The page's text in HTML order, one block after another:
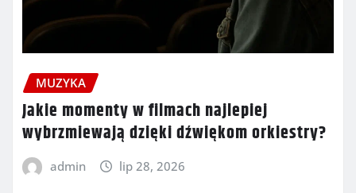
MUZYKA
Jakie momenty w filmach najlepiej
wybrzmiewają dzięki dźwiękom orkiestry?
admin lip 28, 2026